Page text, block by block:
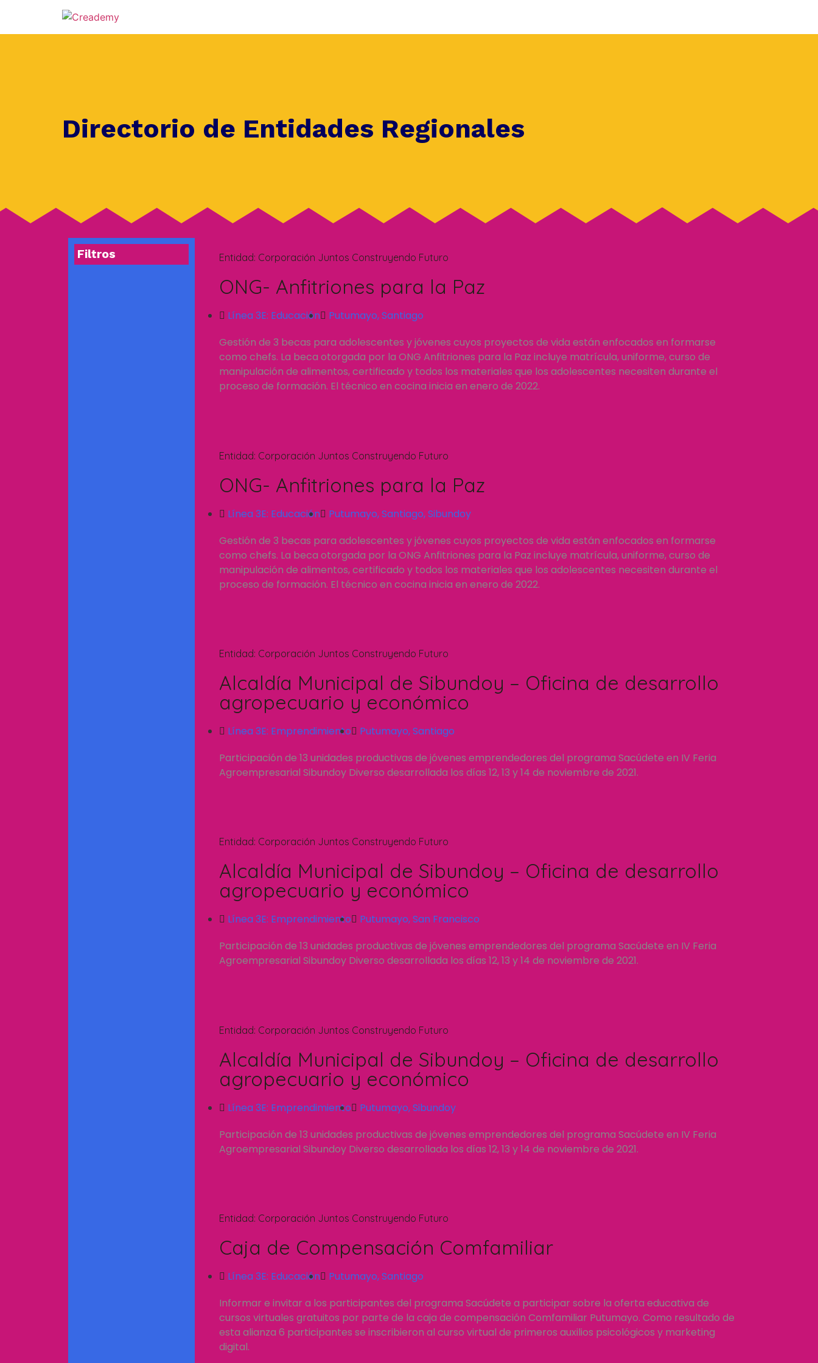
Directorio de Entidades Regionales
Filtros Entidad: Corporación Juntos Construyendo Futuro
ONG- Anfitriones para la Paz
Línea 3E: Educación Putumayo,Santiago
Gestión de 3 becas para adolescentes y jóvenes cuyos proyectos de vida están enfocados en formarse
como chefs. La beca otorgada por la ONG Anfitriones para la Paz incluye matrícula, uniforme, curso de
manipulación de alimentos, certificado y todos los materiales que los adolescentes necesiten durante el
proceso de formación. El técnico en cocina inicia en enero de 2022.
Entidad: Corporación Juntos Construyendo Futuro
ONG- Anfitriones para la Paz
Línea 3E: Educación Putumayo,Santiago,Sibundoy
Gestión de 3 becas para adolescentes y jóvenes cuyos proyectos de vida están enfocados en formarse
como chefs. La beca otorgada por la ONG Anfitriones para la Paz incluye matrícula, uniforme, curso de
manipulación de alimentos, certificado y todos los materiales que los adolescentes necesiten durante el
proceso de formación. El técnico en cocina inicia en enero de 2022.
Entidad: Corporación Juntos Construyendo Futuro
Alcaldía Municipal de Sibundoy – Oficina de desarrollo
agropecuario y económico
Línea 3E: Emprendimiento Putumayo,Santiago
Participación de 13 unidades productivas de jóvenes emprendedores del programa Sacúdete en IV Feria
Agroempresarial Sibundoy Diverso desarrollada los días 12, 13 y 14 de noviembre de 2021.
Entidad: Corporación Juntos Construyendo Futuro
Alcaldía Municipal de Sibundoy – Oficina de desarrollo
agropecuario y económico
Línea 3E: Emprendimiento Putumayo,San Francisco
Participación de 13 unidades productivas de jóvenes emprendedores del programa Sacúdete en IV Feria
Agroempresarial Sibundoy Diverso desarrollada los días 12, 13 y 14 de noviembre de 2021.
Entidad: Corporación Juntos Construyendo Futuro
Alcaldía Municipal de Sibundoy – Oficina de desarrollo
agropecuario y económico
Línea 3E: Emprendimiento Putumayo,Sibundoy
Participación de 13 unidades productivas de jóvenes emprendedores del programa Sacúdete en IV Feria
Agroempresarial Sibundoy Diverso desarrollada los días 12, 13 y 14 de noviembre de 2021.
Entidad: Corporación Juntos Construyendo Futuro
Caja de Compensación Comfamiliar
Línea 3E: Educación Putumayo,Santiago
Informar e invitar a los participantes del programa Sacúdete a participar sobre la oferta educativa de
cursos virtuales gratuitos por parte de la caja de compensación Comfamiliar Putumayo. Como resultado de
esta alianza 6 participantes se inscribieron al curso virtual de primeros auxilios psicológicos y marketing
digital.